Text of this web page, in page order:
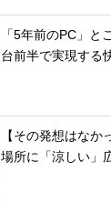
「5年前のPC」と
台前半で実現する
【その発想はなか
場所に「涼しい」